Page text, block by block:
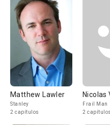
Matthew Lawler
Stanley
2 capítulos
Nicolas
Frail Man
2 capítulos